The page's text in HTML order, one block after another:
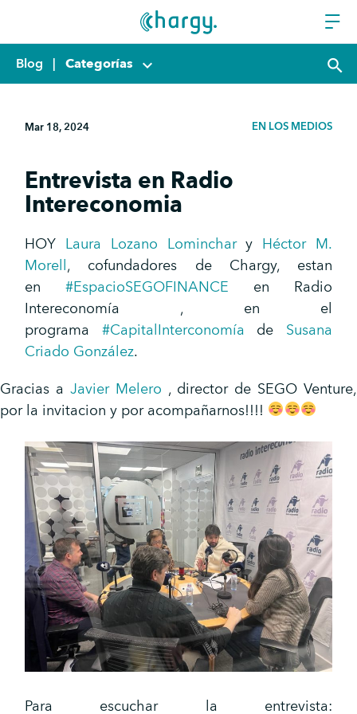
Blog | Categorías keyboard_arrow_down search
Mar 18, 2024 EN LOS MEDIOS
Entrevista en Radio
Intereconomia
HOY Laura Lozano Lominchary Héctor M.
Morell, cofundadores de Chargy, estan
en#EspacioSEGOFINANCE en Radio
Intereconomía , en el
programa #CapitalInterconomía de Susana
Criado González.
Gracias a Javier Melero , director de SEGO Venture,
por la invitacion y por acompañarnos!!!!
Para escuchar la entrevista: